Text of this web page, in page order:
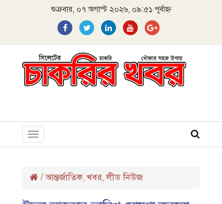
শুক্রবার, ০৭ অগাস্ট ২০২৬, ০৯:৫১ পূর্বাহ্ন
Toggle
navigation
/আন্তর্জাতিক, খবর,লীড নিউজ